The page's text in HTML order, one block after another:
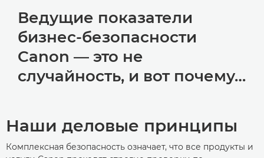
Ведущие показатели
бизнес-безопасности
Canon — это не
случайность, и вот почему…
Наши деловые принципы
Комплексная безопасность означает, что все продукты и